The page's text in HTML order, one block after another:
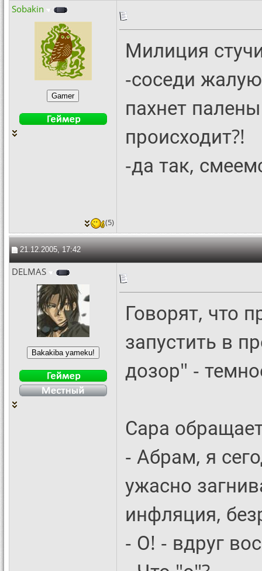
Sobakin
Милиция
-соседи
пахнет
происходит?!
-да так,
(5)
21.12.2005, 17:42
DELMAS
Говорят, что
запустить в
дозор" -
Сара
- Абрам, я
ужасно
инфляция,
- О! - вдруг